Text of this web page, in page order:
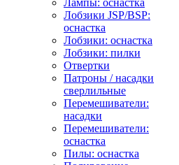
Лампы: оснастка
Лобзики JSP/BSP:
оснастка
Лобзики: оснастка
Лобзики: пилки
Отвертки
Патроны / насадки
сверлильные
Перемешиватели:
насадки
Перемешиватели:
оснастка
Пилы: оснастка